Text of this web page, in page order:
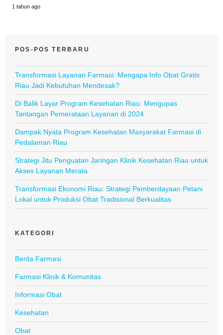
1 tahun ago
POS-POS TERBARU
Transformasi Layanan Farmasi: Mengapa Info Obat Gratis
Riau Jadi Kebutuhan Mendesak?
Di Balik Layar Program Kesehatan Riau: Mengupas
Tantangan Pemerataan Layanan di 2024
Dampak Nyata Program Kesehatan Masyarakat Farmasi di
Pedalaman Riau
Strategi Jitu Penguatan Jaringan Klinik Kesehatan Riau untuk
Akses Layanan Merata
Transformasi Ekonomi Riau: Strategi Pemberdayaan Petani
Lokal untuk Produksi Obat Tradisional Berkualitas
KATEGORI
Berita Farmasi
Farmasi Klinik & Komunitas
Informasi Obat
Kesehatan
Obat